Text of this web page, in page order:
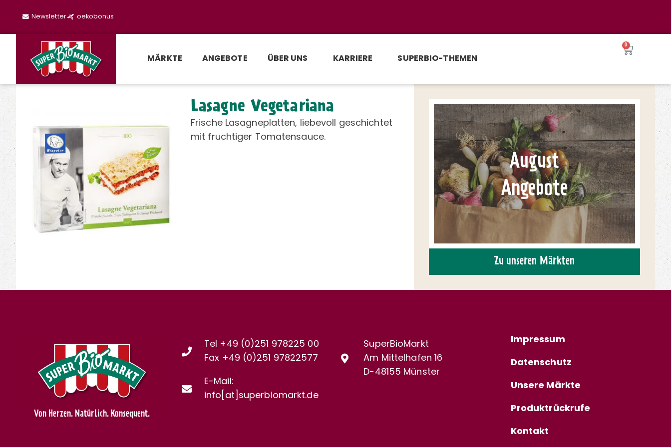
Newsletter oekobonus
MÄRKTE ANGEBOTE ÜBER UNS KARRIERE SUPERBIO-THEMEN
0
Lasagne Vegetariana
Frische Lasagneplatten, liebevoll geschichtet
mit fruchtiger Tomatensauce.
August
Angebote
Zu unseren Märkten
Von Herzen. Natürlich. Konsequent.
Tel +49 (0)251 978225 00
Fax +49 (0)251 97822577
E-Mail:
info[at]superbiomarkt.de
SuperBioMarkt
Am Mittelhafen 16
D-48155 Münster
Impressum
Datenschutz
Unsere Märkte
Produktrückrufe
Kontakt